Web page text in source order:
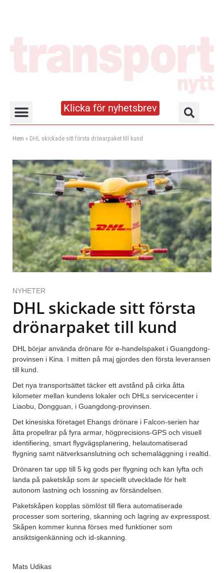
Klicka för nyhetsbrev
Hem » DHL skickade sitt första drönarpaket till kund
NYHETER
DHL skickade sitt första
drönarpaket till kund
DHL börjar använda drönare för e-handelspaket i Guangdong-
provinsen i Kina. I mitten på maj gjordes den första leveransen
till kund.
Det nya transportsättet täcker ett avstånd på cirka åtta
kilometer mellan kundens lokaler och DHLs servicecenter i
Liaobu, Dongguan, i Guangdong-provinsen.
Det kinesiska företaget Ehangs drönare i Falcon-serien har
åtta propellrar på fyra armar, högprecisions-GPS och visuell
identifiering, smart flygvägsplanering, helautomatiserad
flygning samt nätverksanslutning och schemaläggning i realtid.
Drönaren tar upp till 5 kg gods per flygning och kan lyfta och
landa på paketskåp som är speciellt utvecklade för helt
autonom lastning och lossning av försändelsen.
Paketskåpen kopplas sömlöst till flera automatiserade
processer som sortering, skanning och lagring av expresspost.
Skåpen kommer kunna förses med funktioner som
ansiktsigenkänning och id-skanning.
Mats Udikas